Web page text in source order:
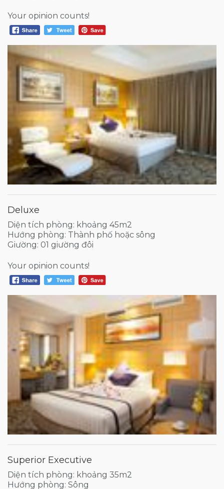
Your opinion counts!
Deluxe
Diện tích phòng: khoảng 45m2
Hướng phòng: Thành phố hoặc sông
Giường: 01 giường đôi
Your opinion counts!
Superior Executive
Diện tích phòng: khoảng 35m2
Hướng phòng: Sông